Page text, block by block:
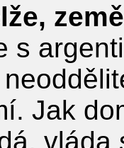
s
Jak